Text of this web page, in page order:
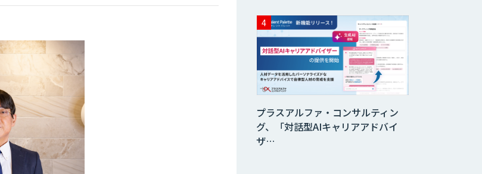
ロボット向け教師
データ収集・作成
SaaS・サブスク
向け収益管理プラ
ットフォーム「ソ
アスク」
JOINT AI Flow
byGMO
プラスアルファ・コンサルティン
グ、「対話型AIキャリアアドバイ
ザ…